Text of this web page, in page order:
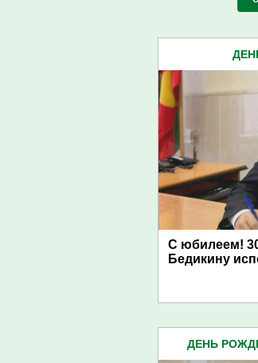
С юбилеем!
Бедикину
ДЕНЬ